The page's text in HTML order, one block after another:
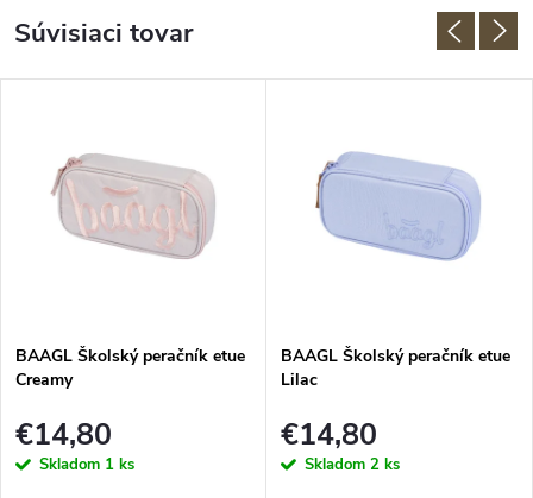
Súvisiaci tovar
BAAGL Školský peračník etue
Creamy
€14,80
Skladom 1 ks
BAAGL Školský peračník etue
Lilac
€14,80
Skladom 2 ks